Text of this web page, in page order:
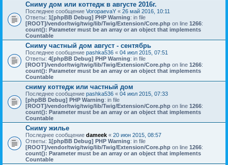
Сниму дом или коттедж в августе 2016г.
Последнее сообщение VoropaevaY « 26 май 2016, 10:11
Ответы: 1[phpBB Debug] PHP Warning: in file
[ROOT]/vendor/twig/twig/lib/Twig/Extension/Core.php on line 1266:
count(): Parameter must be an array or an object that implements
Countable
Сниму частный дом август - сентябрь
Последнее сообщение pashka536 « 04 июл 2015, 07:51
Ответы: 4[phpBB Debug] PHP Warning: in file
[ROOT]/vendor/twig/twig/lib/Twig/Extension/Core.php on line 1266:
count(): Parameter must be an array or an object that implements
Countable
сниму коттедж или частный дом
Последнее сообщение pashka536 « 04 июл 2015, 07:33
[phpBB Debug] PHP Warning: in file
[ROOT]/vendor/twig/twig/lib/Twig/Extension/Core.php on line 1266:
count(): Parameter must be an array or an object that implements
Countable
Сниму жилье
Последнее сообщение dameek « 20 июн 2015, 08:57
Ответы: 1[phpBB Debug] PHP Warning: in file
[ROOT]/vendor/twig/twig/lib/Twig/Extension/Core.php on line 1266:
count(): Parameter must be an array or an object that implements
Countable